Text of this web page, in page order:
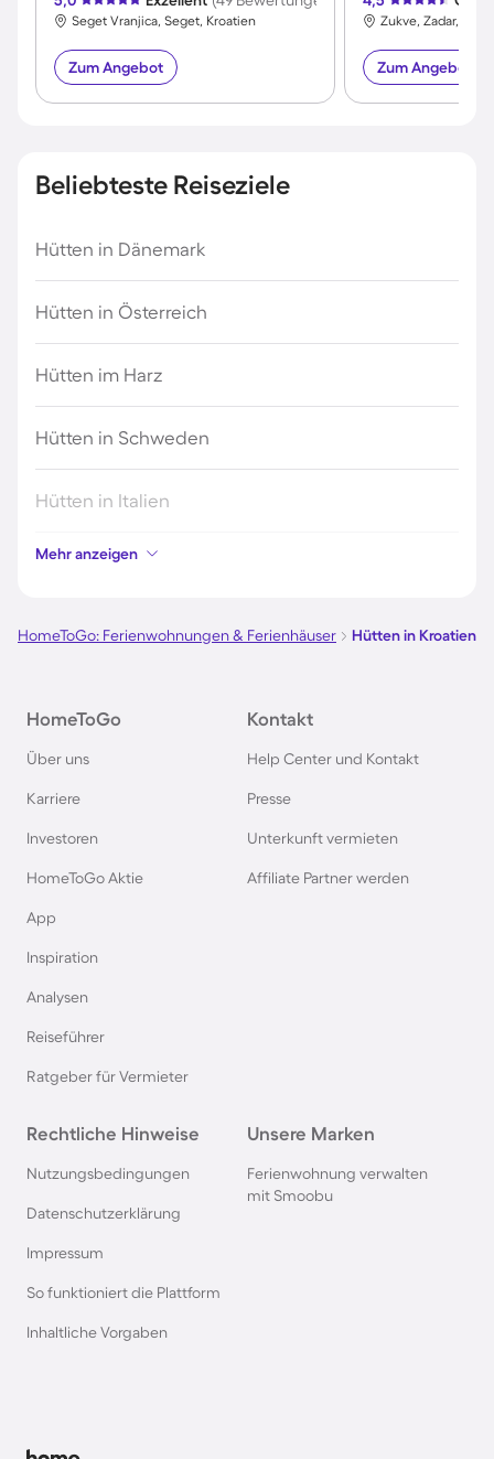
Seget Vranjica, Seget, Kroatien
Zum Angebot
Zukve, Zadar,
Zum Angebot
Beliebteste Reiseziele
Hütten in Dänemark
Hütten in Österreich
Hütten im Harz
Hütten in Schweden
Hütten in Italien
Hütten in Holland
Hütten in Deutschland
Hütten in Norwegen
Hütten in Bayern
Hütten in der Schweiz
Hütten im Salzburger Land
Hütten in der Bretagne
Hütten in Südschweden
Mehr anzeigen
HomeToGo: Ferienwohnungen & Ferienhäuser Hütten in Kroatien
HomeToGo
Über uns
Karriere
Investoren
HomeToGo Aktie
App
Inspiration
Analysen
Reiseführer
Ratgeber für Vermieter
Kontakt
Help Center und Kontakt
Presse
Unterkunft vermieten
Affiliate Partner werden
Rechtliche Hinweise
Nutzungsbedingungen
Datenschutzerklärung
Impressum
So funktioniert die Plattform
Inhaltliche Vorgaben
Unsere Marken
Ferienwohnung verwalten
mit Smoobu